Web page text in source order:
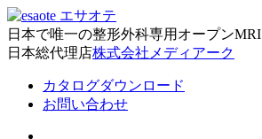
日本で唯一の整形外科専用オープンMRI
日本総代理店株式会社メディアーク
カタログダウンロード
お問い合わせ